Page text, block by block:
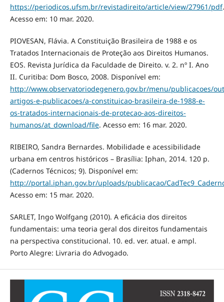
https://periodicos.ufsm.br/revistadireito/article/view/27961/pdf.
Acesso em: 10 mar. 2020.
PIOVESAN, Flávia. A Constituição Brasileira de 1988 e os
Tratados Internacionais de Proteção aos Direitos Humanos.
EOS. Revista Jurídica da Faculdade de Direito. v. 2. nº I. Ano
II. Curitiba: Dom Bosco, 2008. Disponível em:
http://www.observatoriodegenero.gov.br/menu/publicacoes/
artigos-e-publicacoes/a-constituicao-brasileira-de-1988-e-
os-tratados-internacionais-de-protecao-aos-direitos-
humanos/at_download/file. Acesso em: 16 mar. 2020.
RIBEIRO, Sandra Bernardes. Mobilidade e acessibilidade
urbana em centros históricos – Brasília: Iphan, 2014. 120 p.
(Cadernos Técnicos; 9). Disponível em:
http://portal.iphan.gov.br/uploads/publicacao/
Acesso em: 15 mar. 2020.
SARLET, Ingo Wolfgang (2010). A eficácia dos direitos
fundamentais: uma teoria geral dos direitos fundamentais
na perspectiva constitucional. 10. ed. ver. atual. e ampl.
Porto Alegre: Livraria do Advogado.